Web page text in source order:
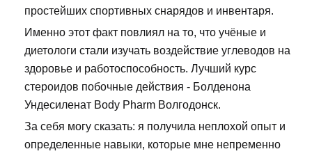
простейших спортивных снарядов и инвентаря.
Именно этот факт повлиял на то, что учёные и
диетологи стали изучать воздействие углеводов на
здоровье и работоспособность. Лучший курс
стероидов побочные действия - Болденона
Ундесиленат Body Pharm Волгодонск.
За себя могу сказать: я получила неплохой опыт и
определенные навыки, которые мне непременно